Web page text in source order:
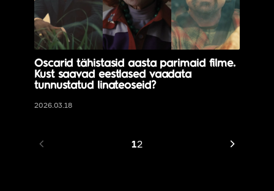
Oscarid tähistasid aasta parimaid filme.
Kust saavad eestlased vaadata
tunnustatud linateoseid?
2026.03.18
12